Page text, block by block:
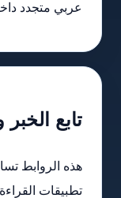
عربي متجدد
تابع
هذه الروابط
تطبيقات